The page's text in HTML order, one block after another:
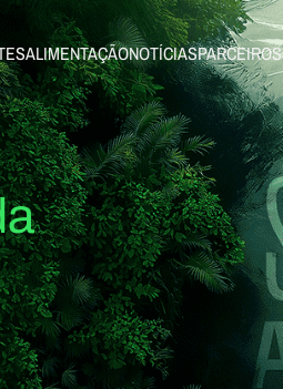
ALIMENTAÇÃONOTÍCIASPARCEIROS